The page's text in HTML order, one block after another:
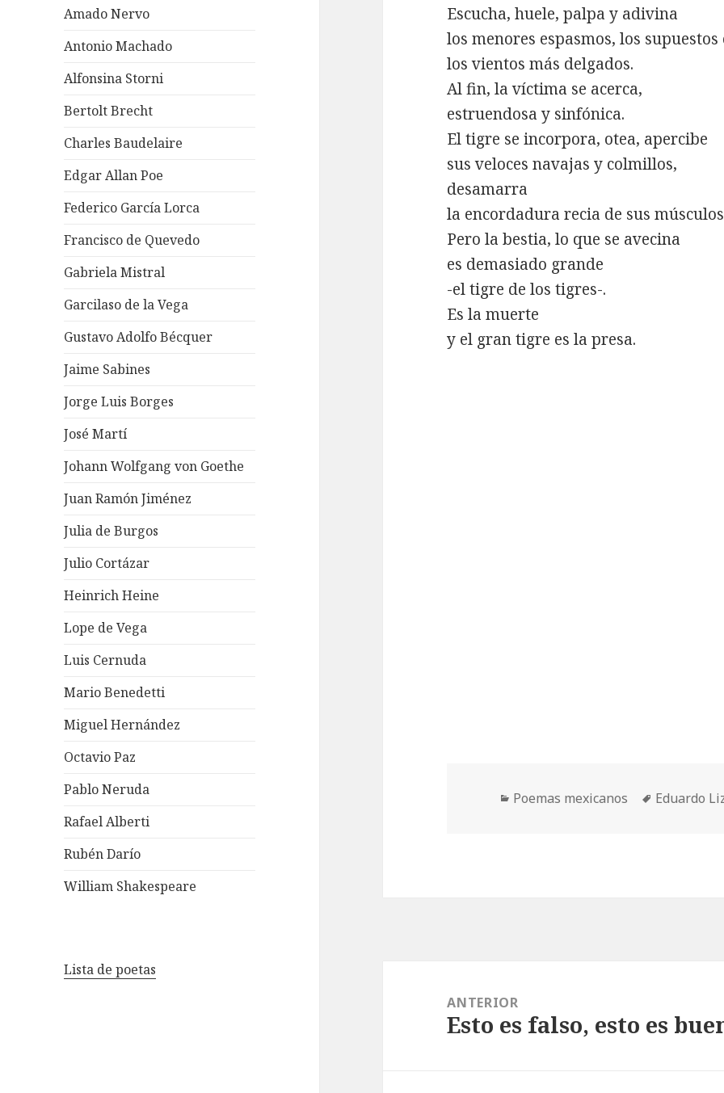
Amado Nervo
Antonio Machado
Alfonsina Storni
Bertolt Brecht
Charles Baudelaire
Edgar Allan Poe
Federico García Lorca
Francisco de Quevedo
Gabriela Mistral
Garcilaso de la Vega
Gustavo Adolfo Bécquer
Jaime Sabines
Jorge Luis Borges
José Martí
Johann Wolfgang von Goethe
Juan Ramón Jiménez
Julia de Burgos
Julio Cortázar
Heinrich Heine
Lope de Vega
Luis Cernuda
Mario Benedetti
Miguel Hernández
Octavio Paz
Pablo Neruda
Rafael Alberti
Rubén Darío
William Shakespeare
Lista de poetas
Escucha, huele, palpa y adivina
los menores espasmos, los
los vientos más delgados.
Al fin, la víctima se acerca,
estruendosa y sinfónica.
El tigre se incorpora, otea, apercibe
sus veloces navajas y colmillos,
desamarra
la encordadura recia de sus
Pero la bestia, lo que se avecina
es demasiado grande
-el tigre de los tigres-.
Es la muerte
y el gran tigre es la presa.
Categorías
Poemas mexicanos Etiquetas
Eduardo
entradas
ANTERIOR
Entrada
Esto es falso, esto es